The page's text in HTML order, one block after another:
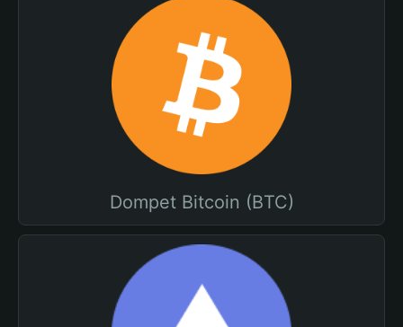
Dompet Bitcoin (BTC)